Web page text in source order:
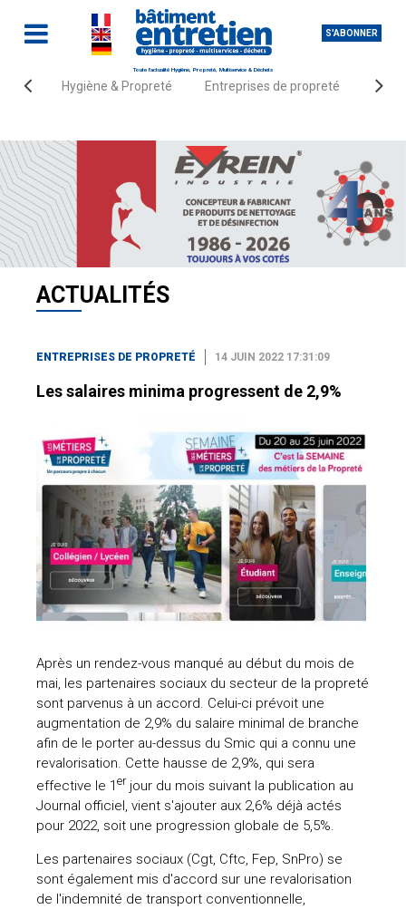
S'ABONNER
Toute l'actualité Hygiène, Propreté, Multiservice & Déchets
Hygiène & Propreté Entreprises de propreté
Accueil Actualités Entreprises de propreté
ACTUALITÉS
ENTREPRISES DE PROPRETÉ 14 JUIN 2022 17:31:09
Les salaires minima progressent de 2,9%
Après un rendez-vous manqué au début du mois de
mai, les partenaires sociaux du secteur de la propreté
sont parvenus à un accord. Celui-ci prévoit une
augmentation de 2,9% du salaire minimal de branche
afin de le porter au-dessus du Smic qui a connu une
revalorisation. Cette hausse de 2,9%, qui sera
effective le 1 er jour du mois suivant la publication au
Journal officiel, vient s'ajouter aux 2,6% déjà actés
pour 2022, soit une progression globale de 5,5%.
Les partenaires sociaux (Cgt, Cftc, Fep, SnPro) se
sont également mis d'accord sur une revalorisation
de l'indemnité de transport conventionnelle,